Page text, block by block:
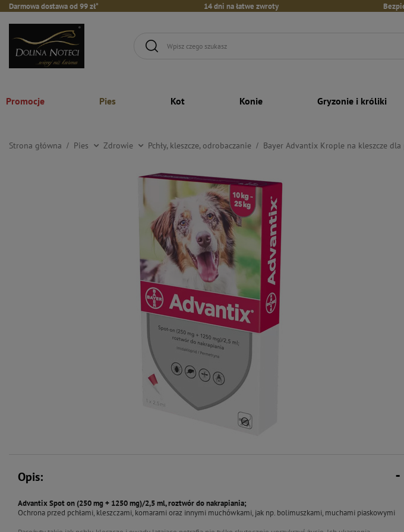
Darmowa dostawa od 99 zł* 14 dni na łatwe zwroty
Promocje Pies Kot Konie Gryzonie i króliki
Strona główna Pies Zdrowie Pchły, kleszcze, odrobaczanie Bayer Advantix Krople na kleszcze
Opis:
Advantix Spot on (250 mg + 1250 mg)/2,5 ml, roztwór do nakrapiania;
Ochrona przed pchłami, kleszczami, komarami oraz innymi muchówkami, jak np. bolimuszkami, muchami piaskowymi